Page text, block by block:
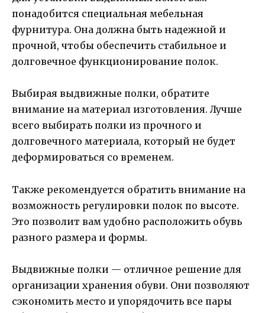
понадобится специальная мебельная
фурнитура. Она должна быть надежной и
прочной, чтобы обеспечить стабильное и
долговечное функционирование полок.
Выбирая выдвижные полки, обратите
внимание на материал изготовления. Лучше
всего выбирать полки из прочного и
долговечного материала, который не будет
деформироваться со временем.
Также рекомендуется обратить внимание на
возможность регулировки полок по высоте.
Это позволит вам удобно расположить обувь
разного размера и формы.
Выдвижные полки — отличное решение для
организации хранения обуви. Они позволяют
сэкономить место и упорядочить все пары